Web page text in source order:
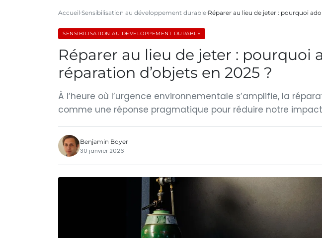
Accueil Sensibilisation au développement durable Réparer au lieu de jeter : pourquoi
SENSIBILISATION AU DÉVELOPPEMENT DURABLE
Réparer au lieu de jeter : pourquoi
réparation d’objets en 2025 ?
À l’heure où l’urgence environnementale s’amplifie, la
comme une réponse pragmatique pour réduire notre
Benjamin Boyer
30 janvier 2026